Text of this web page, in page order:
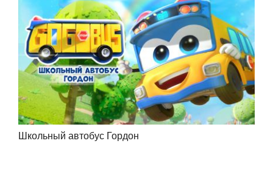
Школьный автобус Гордон